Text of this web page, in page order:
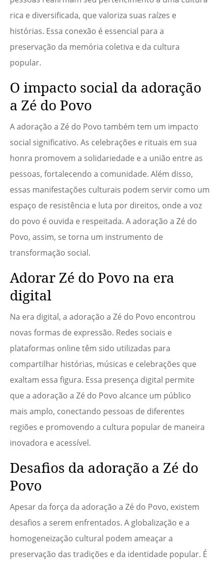
rica e diversificada, que valoriza suas raízes e
histórias. Essa conexão é essencial para a
preservação da memória coletiva e da cultura
popular.
O impacto social da adoração
a Zé do Povo
A adoração a Zé do Povo também tem um impacto
social significativo. As celebrações e rituais em sua
honra promovem a solidariedade e a união entre as
pessoas, fortalecendo a comunidade. Além disso,
essas manifestações culturais podem servir como um
espaço de resistência e luta por direitos, onde a voz
do povo é ouvida e respeitada. A adoração a Zé do
Povo, assim, se torna um instrumento de
transformação social.
Adorar Zé do Povo na era
digital
Na era digital, a adoração a Zé do Povo encontrou
novas formas de expressão. Redes sociais e
plataformas online têm sido utilizadas para
compartilhar histórias, músicas e celebrações que
exaltam essa figura. Essa presença digital permite
que a adoração a Zé do Povo alcance um público
mais amplo, conectando pessoas de diferentes
regiões e promovendo a cultura popular de maneira
inovadora e acessível.
Desafios da adoração a Zé do
Povo
Apesar da força da adoração a Zé do Povo, existem
desafios a serem enfrentados. A globalização e a
homogeneização cultural podem ameaçar a
preservação das tradições e da identidade popular. É